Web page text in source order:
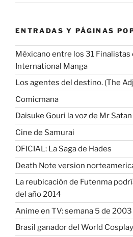
ENTRADAS Y PÁGINAS
Méxicano entre los 31
International Manga
Los agentes del destino. (The
Comicmana
Daisuke Gouri la voz de Mr
Cine de Samurai
OFICIAL: La Saga de Hades
Death Note version
La reubicación de Futenma
del año 2014
Anime en TV: semana 5 de 2003
Brasil ganador del World